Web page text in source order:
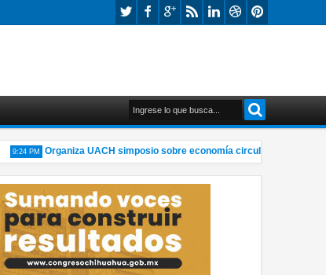
PM Organiza UACH simposio sobre economía circular y materiales